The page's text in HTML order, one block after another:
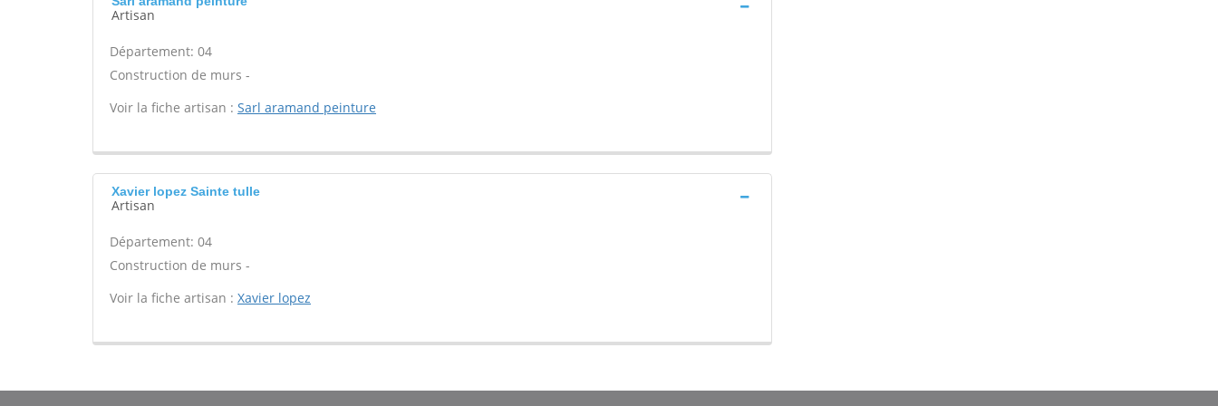
Artisan
Département: 04
Construction de murs -
Voir la fiche artisan : Sarl aramand peinture
Xavier lopez Sainte tulle
Artisan
Département: 04
Construction de murs -
Voir la fiche artisan : Xavier lopez